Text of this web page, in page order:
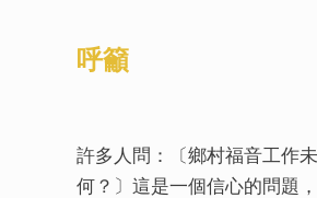
呼籲
許多人問：〔鄉村福音工作
何？〕這是一個信心的問題